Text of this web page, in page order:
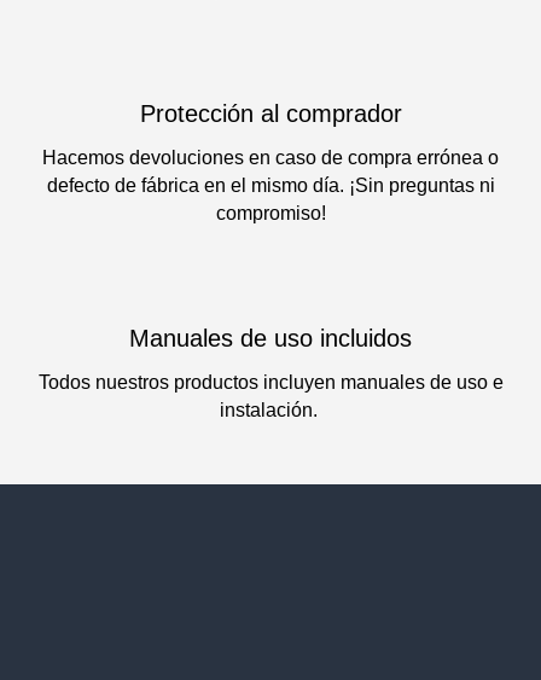
Protección al comprador
Hacemos devoluciones en caso de compra errónea o
defecto de fábrica en el mismo día. ¡Sin preguntas ni
compromiso!
Manuales de uso incluidos
Todos nuestros productos incluyen manuales de uso e
instalación.